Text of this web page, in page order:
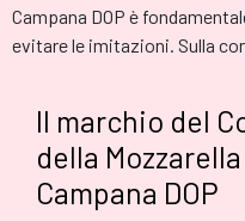
Campana DOP è
evitare le imitazioni. Sulla
Il marchio del
della
Campana DOP